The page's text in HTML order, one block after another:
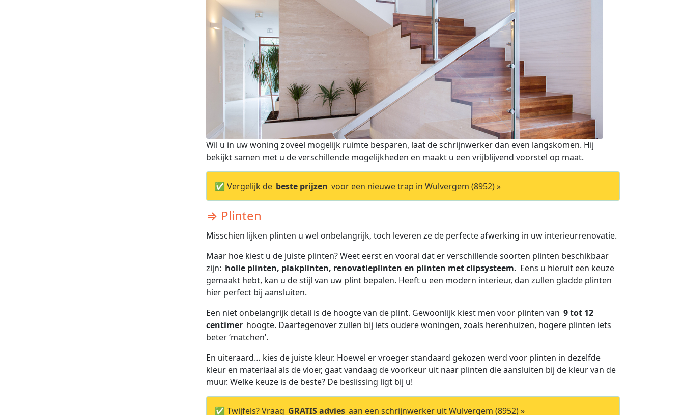
Wil u in uw woning zoveel mogelijk ruimte besparen, laat de schrijnwerker dan even langskomen. Hij
bekijkt samen met u de verschillende mogelijkheden en maakt u een vrijblijvend voorstel op maat.
✅ Vergelijk de beste prijzen voor een nieuwe trap in Wulvergem (8952) »
⇒ Plinten
Misschien lijken plinten u wel onbelangrijk, toch leveren ze de perfecte afwerking in uw interieurrenovatie.
Maar hoe kiest u de juiste plinten? Weet eerst en vooral dat er verschillende soorten plinten beschikbaar
zijn: holle plinten, plakplinten, renovatieplinten en plinten met clipsysteem. Eens u hieruit een keuze
gemaakt hebt, kan u de stijl van uw plint bepalen. Heeft u een modern interieur, dan zullen gladde plinten
hier perfect bij aansluiten.
Een niet onbelangrijk detail is de hoogte van de plint. Gewoonlijk kiest men voor plinten van 9 tot 12
centimer hoogte. Daartegenover zullen bij iets oudere woningen, zoals herenhuizen, hogere plinten iets
beter ‘matchen’.
En uiteraard… kies de juiste kleur. Hoewel er vroeger standaard gekozen werd voor plinten in dezelfde
kleur en materiaal als de vloer, gaat vandaag de voorkeur uit naar plinten die aansluiten bij de kleur van de
muur. Welke keuze is de beste? De beslissing ligt bij u!
✅ Twijfels? Vraag GRATIS advies aan een schrijnwerker uit Wulvergem (8952) »